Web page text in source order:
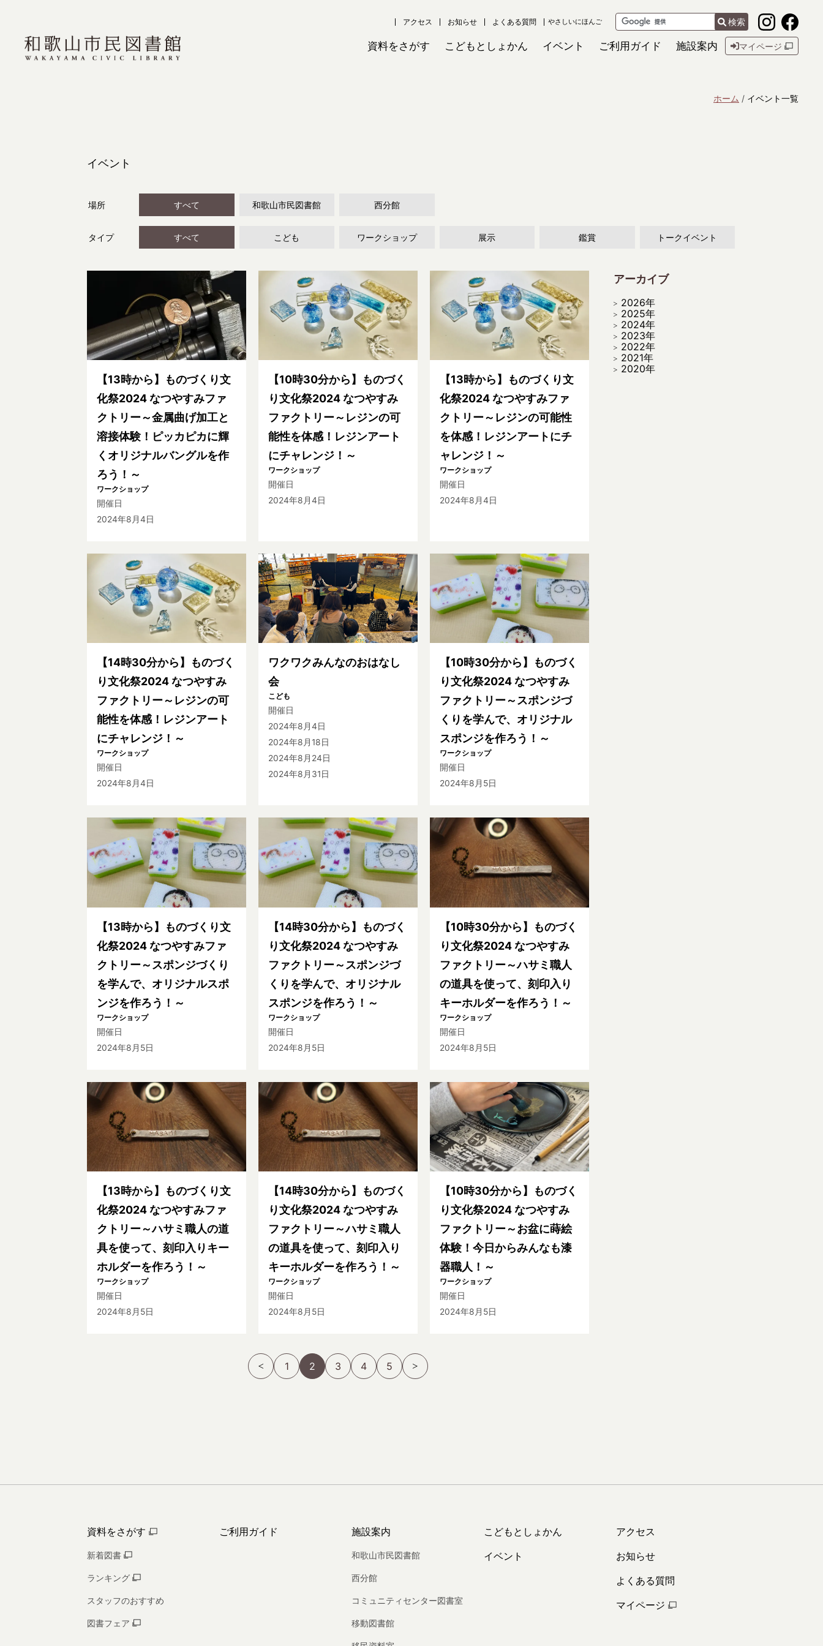
アクセス お知らせ よくある質問 やさしいにほんご 検索
資料をさがす こどもとしょかん イベント ご利用ガイド 施設案内 マイページ
ホーム イベント一覧
イベント
場所 すべて 和歌山市民図書館 西分館
タイプ すべて こども ワークショップ 展示 鑑賞 トークイベント
【13時から】ものづくり文
化祭2024 なつやすみファ
クトリー～金属曲げ加工と
溶接体験！ピッカピカに輝
くオリジナルバングルを作
ろう！～
ワークショップ
開催日
2024年8月4日
【10時30分から】ものづく
り文化祭2024 なつやすみ
ファクトリー～レジンの可
能性を体感！レジンアート
にチャレンジ！～
ワークショップ
開催日
2024年8月4日
【13時から】ものづくり文
化祭2024 なつやすみファ
クトリー～レジンの可能性
を体感！レジンアートにチ
ャレンジ！～
ワークショップ
開催日
2024年8月4日
【14時30分から】ものづく
り文化祭2024 なつやすみ
ファクトリー～レジンの可
能性を体感！レジンアート
にチャレンジ！～
ワークショップ
開催日
2024年8月4日
ワクワクみんなのおはなし
会
こども
開催日
2024年8月4日
2024年8月18日
2024年8月24日
2024年8月31日
【10時30分から】ものづく
り文化祭2024 なつやすみ
ファクトリー～スポンジづ
くりを学んで、オリジナル
スポンジを作ろう！～
ワークショップ
開催日
2024年8月5日
【13時から】ものづくり文
化祭2024 なつやすみファ
クトリー～スポンジづくり
を学んで、オリジナルスポ
ンジを作ろう！～
ワークショップ
開催日
2024年8月5日
【14時30分から】ものづく
り文化祭2024 なつやすみ
ファクトリー～スポンジづ
くりを学んで、オリジナル
スポンジを作ろう！～
ワークショップ
開催日
2024年8月5日
【10時30分から】ものづく
り文化祭2024 なつやすみ
ファクトリー～ハサミ職人
の道具を使って、刻印入り
キーホルダーを作ろう！～
ワークショップ
開催日
2024年8月5日
【13時から】ものづくり文
化祭2024 なつやすみファ
クトリー～ハサミ職人の道
具を使って、刻印入りキー
ホルダーを作ろう！～
ワークショップ
開催日
2024年8月5日
【14時30分から】ものづく
り文化祭2024 なつやすみ
ファクトリー～ハサミ職人
の道具を使って、刻印入り
キーホルダーを作ろう！～
ワークショップ
開催日
2024年8月5日
【10時30分から】ものづく
り文化祭2024 なつやすみ
ファクトリー～お盆に蒔絵
体験！今日からみんなも漆
器職人！～
ワークショップ
開催日
2024年8月5日
1 2 3 4 5
アーカイブ
2026年
2025年
2024年
2023年
2022年
2021年
2020年
資料をさがす
新着図書
ランキング
スタッフのおすすめ
図書フェア
ご利用ガイド 施設案内
和歌山市民図書館
西分館
コミュニティセンター図書室
移動図書館
こどもとしょかん
イベント
アクセス
お知らせ
よくある質問
マイページ